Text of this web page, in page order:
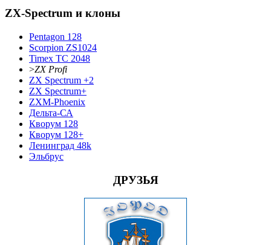
ZX-Spectrum и клоны
Pentagon 128
Scorpion ZS1024
Timex TC 2048
>ZX Profi
ZX Spectrum +2
ZX Spectrum+
ZXM-Phoenix
Дельта-СА
Кворум 128
Кворум 128+
Ленинград 48k
Эльбрус
ДРУЗЬЯ